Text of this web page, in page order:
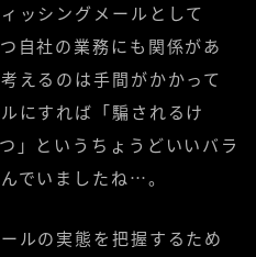
ッシングメールとして
自社の業務にも関係があ
えるのは手間がかかって
にすれば「騙されるけ
」というちょうどいいバラ
でいましたね…。
ルの実態を把握するため